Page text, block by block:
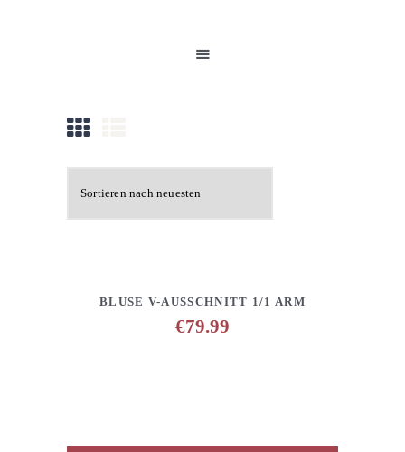
ÜBER UNS
KONTAKT
DETAILS ANFRAGE HINZUFÜGEN
BLUSE V-AUSSCHNITT 1/1 ARM
€79.99